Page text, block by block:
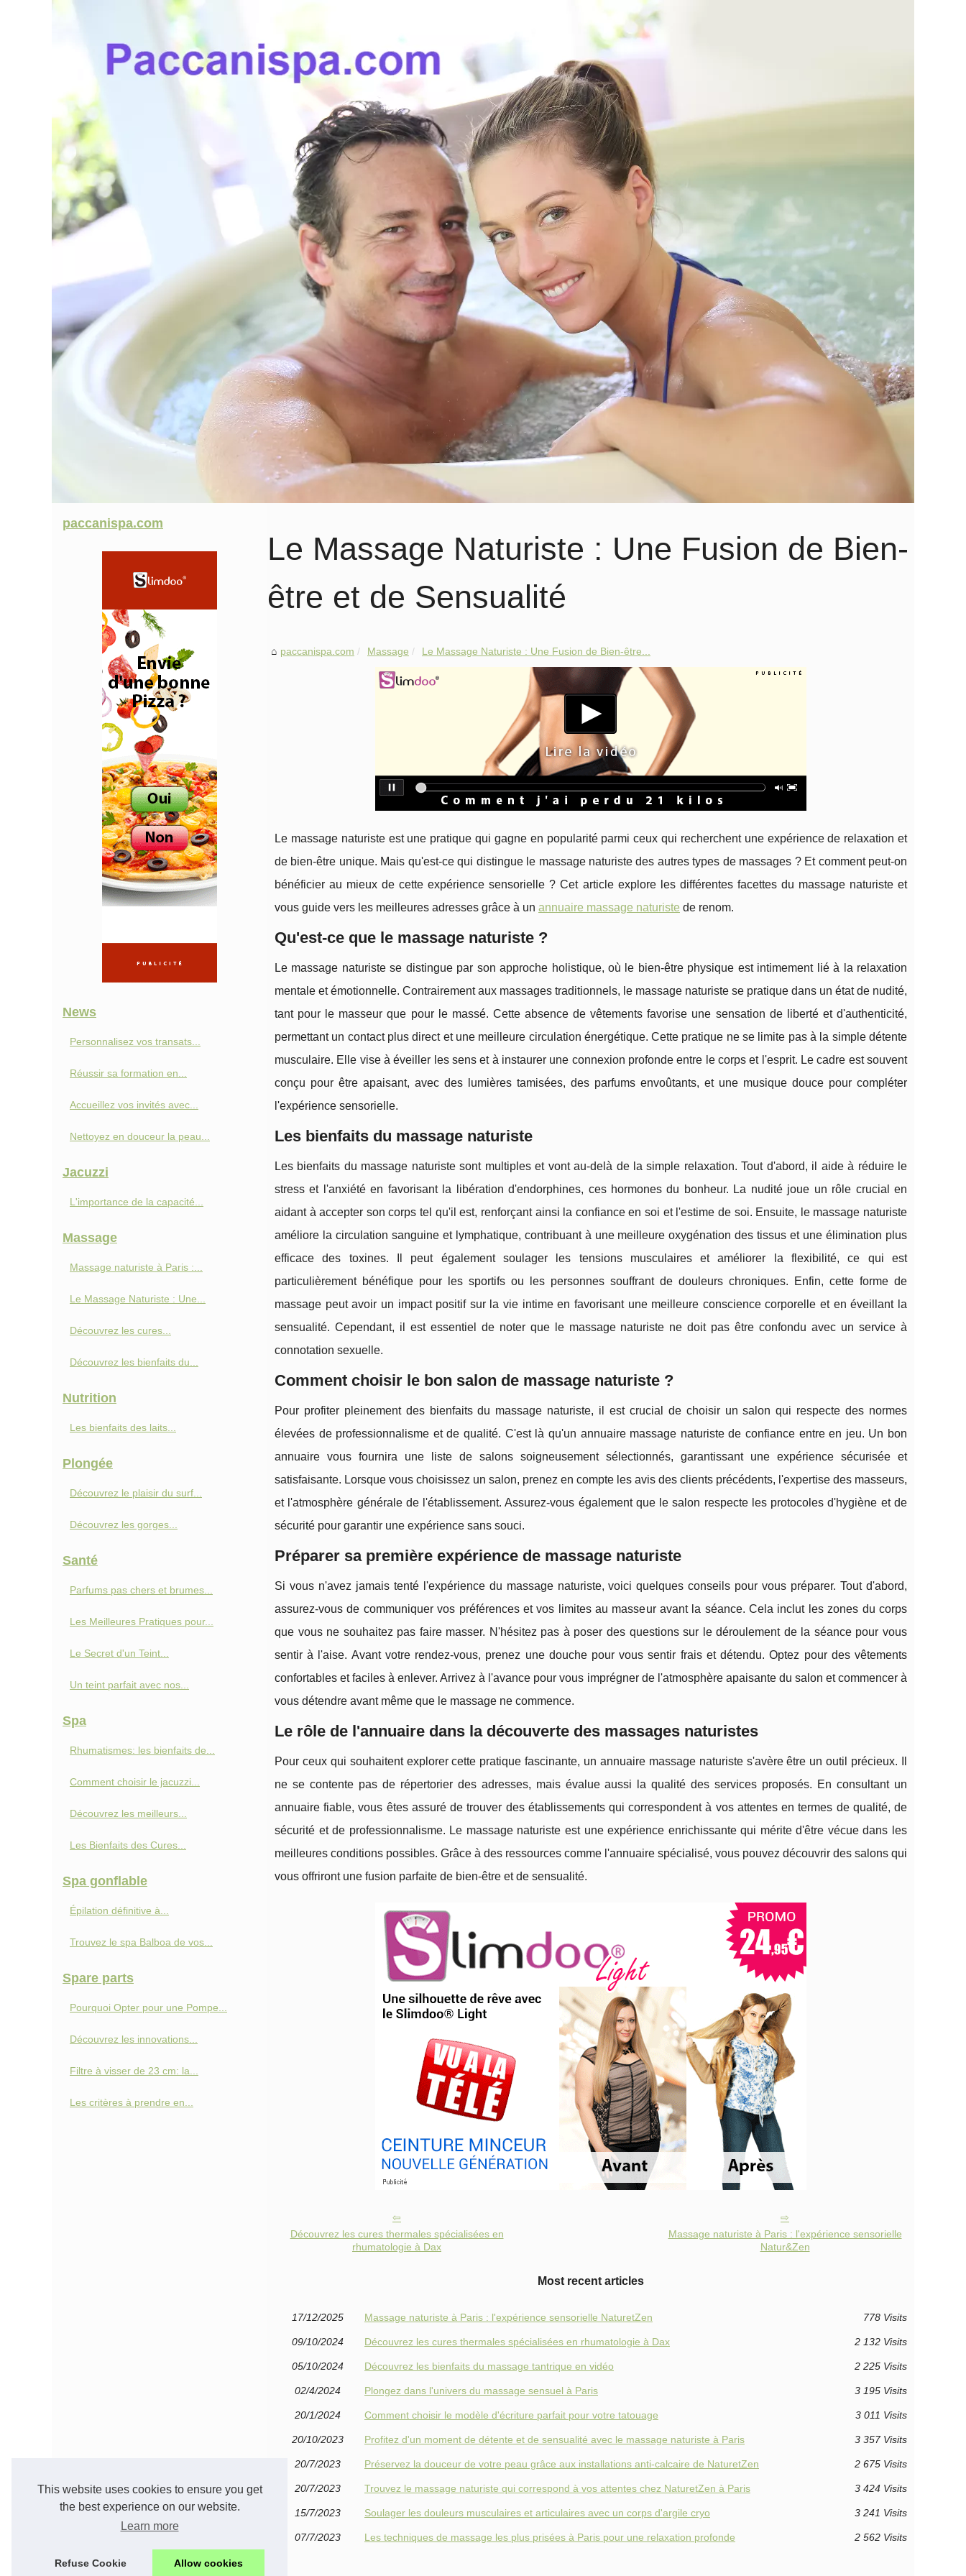
This website uses cookies to ensure you get
the best experience on our website.
Learn more
Refuse Cookie Allow cookies
Le Massage Naturiste : Une Fusion de Bien-
être et de Sensualité
paccanispa.com Massage Le Massage Naturiste : Une Fusion de Bien-être...
Le massage naturiste est une pratique qui gagne en popularité parmi ceux qui recherchent une expérience de relaxation et
de bien-être unique. Mais qu'est-ce qui distingue le massage naturiste des autres types de massages ? Et comment peut-on
bénéficier au mieux de cette expérience sensorielle ? Cet article explore les différentes facettes du massage naturiste et
vous guide vers les meilleures adresses grâce à un annuaire massage naturiste de renom.
Qu'est-ce que le massage naturiste ?
Le massage naturiste se distingue par son approche holistique, où le bien-être physique est intimement lié à la relaxation
mentale et émotionnelle. Contrairement aux massages traditionnels, le massage naturiste se pratique dans un état de nudité,
tant pour le masseur que pour le massé. Cette absence de vêtements favorise une sensation de liberté et d'authenticité,
permettant un contact plus direct et une meilleure circulation énergétique. Cette pratique ne se limite pas à la simple détente
musculaire. Elle vise à éveiller les sens et à instaurer une connexion profonde entre le corps et l'esprit. Le cadre est souvent
conçu pour être apaisant, avec des lumières tamisées, des parfums envoûtants, et une musique douce pour compléter
l'expérience sensorielle.
Les bienfaits du massage naturiste
Les bienfaits du massage naturiste sont multiples et vont au-delà de la simple relaxation. Tout d'abord, il aide à réduire le
stress et l'anxiété en favorisant la libération d'endorphines, ces hormones du bonheur. La nudité joue un rôle crucial en
aidant à accepter son corps tel qu'il est, renforçant ainsi la confiance en soi et l'estime de soi. Ensuite, le massage naturiste
améliore la circulation sanguine et lymphatique, contribuant à une meilleure oxygénation des tissus et une élimination plus
efficace des toxines. Il peut également soulager les tensions musculaires et améliorer la flexibilité, ce qui est
particulièrement bénéfique pour les sportifs ou les personnes souffrant de douleurs chroniques. Enfin, cette forme de
massage peut avoir un impact positif sur la vie intime en favorisant une meilleure conscience corporelle et en éveillant la
sensualité. Cependant, il est essentiel de noter que le massage naturiste ne doit pas être confondu avec un service à
connotation sexuelle.
Comment choisir le bon salon de massage naturiste ?
Pour profiter pleinement des bienfaits du massage naturiste, il est crucial de choisir un salon qui respecte des normes
élevées de professionnalisme et de qualité. C'est là qu'un annuaire massage naturiste de confiance entre en jeu. Un bon
annuaire vous fournira une liste de salons soigneusement sélectionnés, garantissant une expérience sécurisée et
satisfaisante. Lorsque vous choisissez un salon, prenez en compte les avis des clients précédents, l'expertise des masseurs,
et l'atmosphère générale de l'établissement. Assurez-vous également que le salon respecte les protocoles d'hygiène et de
sécurité pour garantir une expérience sans souci.
Préparer sa première expérience de massage naturiste
Si vous n'avez jamais tenté l'expérience du massage naturiste, voici quelques conseils pour vous préparer. Tout d'abord,
assurez-vous de communiquer vos préférences et vos limites au masseur avant la séance. Cela inclut les zones du corps
que vous ne souhaitez pas faire masser. N'hésitez pas à poser des questions sur le déroulement de la séance pour vous
sentir à l'aise. Avant votre rendez-vous, prenez une douche pour vous sentir frais et détendu. Optez pour des vêtements
confortables et faciles à enlever. Arrivez à l'avance pour vous imprégner de l'atmosphère apaisante du salon et commencer à
vous détendre avant même que le massage ne commence.
Le rôle de l'annuaire dans la découverte des massages naturistes
Pour ceux qui souhaitent explorer cette pratique fascinante, un annuaire massage naturiste s'avère être un outil précieux. Il
ne se contente pas de répertorier des adresses, mais évalue aussi la qualité des services proposés. En consultant un
annuaire fiable, vous êtes assuré de trouver des établissements qui correspondent à vos attentes en termes de qualité, de
sécurité et de professionnalisme. Le massage naturiste est une expérience enrichissante qui mérite d'être vécue dans les
meilleures conditions possibles. Grâce à des ressources comme l'annuaire spécialisé, vous pouvez découvrir des salons qui
vous offriront une fusion parfaite de bien-être et de sensualité.
Découvrez les cures thermales spécialisées en
rhumatologie à Dax
Massage naturiste à Paris : l'expérience sensorielle
Natur&Zen
Most recent articles
17/12/2025 Massage naturiste à Paris : l'expérience sensorielle NaturetZen 778 Visits
09/10/2024 Découvrez les cures thermales spécialisées en rhumatologie à Dax 2 132 Visits
05/10/2024 Découvrez les bienfaits du massage tantrique en vidéo 2 225 Visits
02/4/2024 Plongez dans l'univers du massage sensuel à Paris 3 195 Visits
20/1/2024 Comment choisir le modèle d'écriture parfait pour votre tatouage 3 011 Visits
20/10/2023 Profitez d'un moment de détente et de sensualité avec le massage naturiste à Paris 3 357 Visits
20/7/2023 Préservez la douceur de votre peau grâce aux installations anti-calcaire de NaturetZen 2 675 Visits
20/7/2023 Trouvez le massage naturiste qui correspond à vos attentes chez NaturetZen à Paris 3 424 Visits
15/7/2023 Soulager les douleurs musculaires et articulaires avec un corps d'argile cryo 3 241 Visits
07/7/2023 Les techniques de massage les plus prisées à Paris pour une relaxation profonde 2 562 Visits
paccanispa.com
News
Personnalisez vos transats...
Réussir sa formation en...
Accueillez vos invités avec...
Nettoyez en douceur la peau...
Jacuzzi
L'importance de la capacité...
Massage
Massage naturiste à Paris :...
Le Massage Naturiste : Une...
Découvrez les cures...
Découvrez les bienfaits du...
Nutrition
Les bienfaits des laits...
Plongée
Découvrez le plaisir du surf...
Découvrez les gorges...
Santé
Parfums pas chers et brumes...
Les Meilleures Pratiques pour...
Le Secret d'un Teint...
Un teint parfait avec nos...
Spa
Rhumatismes: les bienfaits de...
Comment choisir le jacuzzi...
Découvrez les meilleurs...
Les Bienfaits des Cures...
Spa gonflable
Épilation définitive à...
Trouvez le spa Balboa de vos...
Spare parts
Pourquoi Opter pour une Pompe...
Découvrez les innovations...
Filtre à visser de 23 cm: la...
Les critères à prendre en...